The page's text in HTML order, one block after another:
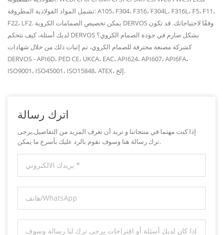
تشمل المواد الفولاذية المطروقة: A105، F304، F316، F304L، F316L، F5، F11،
F22، LF2. يمكن تخصيص الصمامات الكروية DERVOS وفقًا لاحتياجاتك. قد تكون
لديك أسئلة، كيف تتحكم DERVOS بشكل صارم في جودة الصمام الكروي؟
كشركة مصنعة محترفة للصمام الكروي، تم إثبات ذلك من خلال شهادات
DERVOS - API6D، PED CE، UKCA، EAC، API624، API607، API6FA،
ISO9001، ISO45001، ISO15848، ATEX، إلخ.
اترك رسالة
إذا كنت مهتما في منتجاتنا و تريد أن تعرف المزيد من التفاصيل,يرجى
ترك رسالة هنا وسوف نقوم بالرد عليك بأسرع ما يمكن.